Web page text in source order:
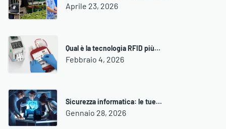
Aprile 23, 2026
Qual è la tecnologia RFID più…
Febbraio 4, 2026
Sicurezza informatica: le tue…
Gennaio 28, 2026